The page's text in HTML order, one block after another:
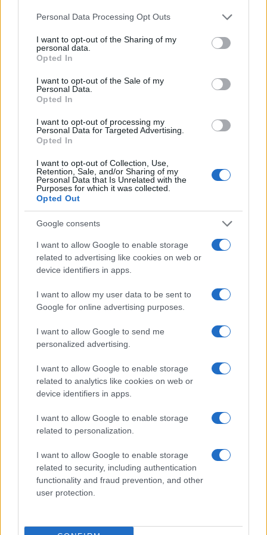
Please note that this website/app uses one or more Google
not limited to your visit or usage behaviour. You may click to
grant or deny consent to Google and its third-party tags to
use your data for below specified purposes in below Google
consent section.
Personal Data Processing Opt Outs
I want to opt-out of the Sharing of my
personal data.
Opted In
I want to opt-out of the Sale of my
Personal Data.
Opted In
I want to opt-out of processing my
Personal Data for Targeted Advertising.
Opted In
I want to opt-out of Collection, Use,
Retention, Sale, and/or Sharing of my
Personal Data that Is Unrelated with the
Purposes for which it was collected.
Opted Out
Google consents
I want to allow Google to enable storage
related to advertising like cookies on web or
device identifiers in apps.
I want to allow my user data to be sent to
Google for online advertising purposes.
I want to allow Google to send me
personalized advertising.
I want to allow Google to enable storage
related to analytics like cookies on web or
device identifiers in apps.
I want to allow Google to enable storage
related to personalization.
I want to allow Google to enable storage
related to security, including authentication
functionality and fraud prevention, and other
user protection.
7 Σεπτεμβρίου 2019 19:54
#109884
Ο μικρότερος πυρηνικός αντιδραστήρας των ΗΠΑ θα παρήγαγε
Υπόψιν εισάγουμε το 60% της ενέργειας μας και έχουμε από την
ακριβότερη κιλοβατώρα στην ΕΕ.
https://energypedia.info/wiki/Greece_Energy_Situation#Energy
_Consumption
https://www.americangeosciences.org/critical-issues/faq/how-
much-electricity-does-typical-nuclear-power-plant-generate
Reply View Replies
Αν είχαμε καταφέρει να φτιάξουμε πυρηνικούς αντιδραστήρες
πετρέλαιο και φυσικό αέριο αλλά ο κόσμος δεν θα καταλάβει
Πότε τι σήμαινει ενεργειακή αυτάρκεια!!!
Reply
tomauromati 7 Σεπτεμβρίου 2019 23:25#109890
όπως ΗΠΑ & UK έχουν πετάξει δεκάδες δις χωρίς να έχουν κάτι
να δείξουν σαν αποτέλεσμα. Μάλιστα είναι τόσο επικερδές που η
Toshiba σκότωσε την Westinghouse για να γλιτώσει από τη
p/idUSKBN1F7028). Και όλα αυτά χωρίς να υπολογιστουν τα